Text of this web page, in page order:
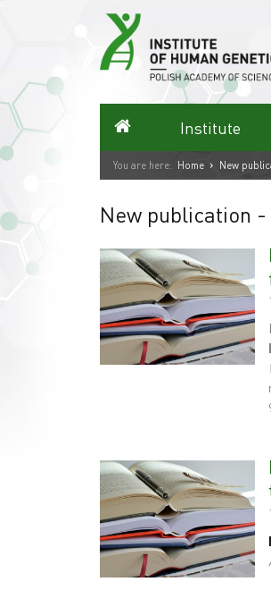
Homepage
Institute
You are here: Home › New
New publication -